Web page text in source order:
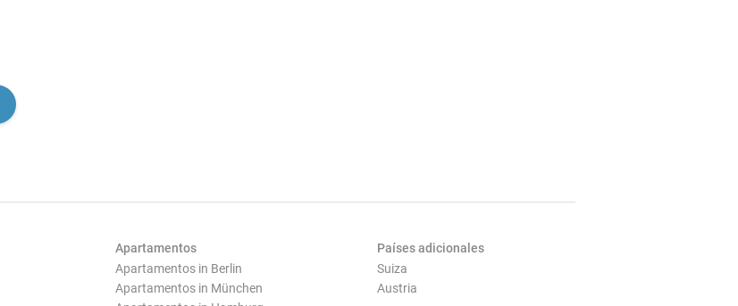
Apartamentos
Apartamentos in Berlin
Apartamentos in München
Países adicionales
Suiza
Austria